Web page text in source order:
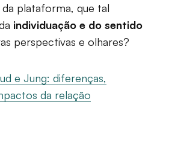
plataforma, que tal
individuação e do sentido
perspectivas e olhares?
e Jung: diferenças,
da relação